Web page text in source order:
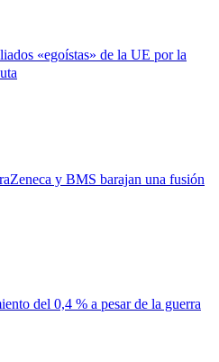
«egoístas» de la UE por la
y BMS barajan una fusión
del 0,4 % a pesar de la guerra